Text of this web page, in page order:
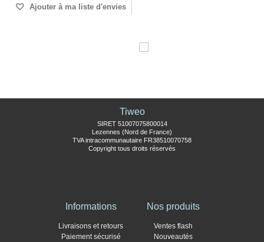
Ajouter à ma liste d'envies
Tiweo
SIRET 51007075800014
Lezennes (Nord de France)
TVA intracommunautaire FR38510070758
Copyright tous droits réservés
Informations
Livraisons et retours
Paiement sécurisé
Nos produits
Ventes flash
Nouveautés